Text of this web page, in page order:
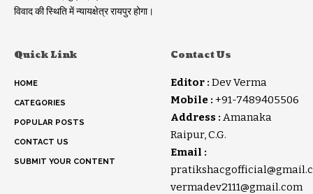
विवाद की स्थिति में न्यायक्षेत्र रायपुर होगा।
Quick Link
HOME
CATEGORIES
POPULAR POSTS
CONTACT US
SUBMIT YOUR CONTENT
Contact Us
Editor : Dev Verma
Mobile : +91-7489405506
Address : Amanaka
Raipur, C.G.
Email :
vermadev2111@gmail.com